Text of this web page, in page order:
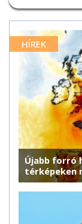
HÍREK
Újabb forró
térképeken